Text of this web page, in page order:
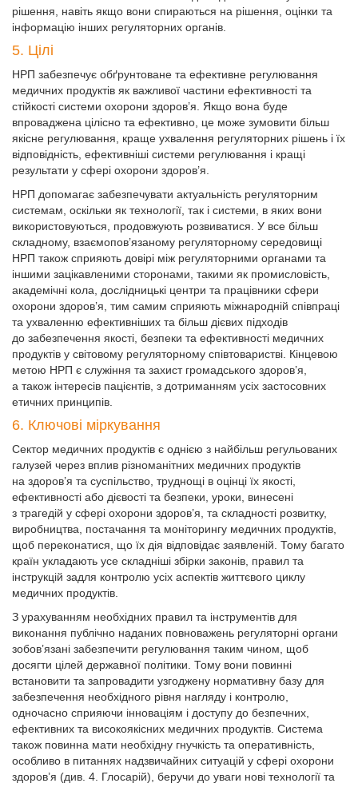
рішення, навіть якщо вони спираються на рішення, оцінки та
інформацію інших регуляторних органів.
5. Цілі
НРП забезпечує обґрунтоване та ефективне регулювання
медичних продуктів як важливої частини ефективності та
стійкості системи охорони здоров’я. Якщо вона буде
впроваджена цілісно та ефективно, це може зумовити більш
якісне регулювання, краще ухвалення регуляторних рішень і їх
відповідність, ефективніші системи регулювання і кращі
результати у сфері охорони здоров’я.
НРП допомагає забезпечувати актуальність регуляторним
системам, оскільки як технології, так і системи, в яких вони
використовуються, продовжують розвиватися. У все більш
складному, взаємопов’язаному регуляторному середовищі
НРП також сприяють довірі між регуляторними органами та
іншими зацікавленими сторонами, такими як промисловість,
академічні кола, дослідницькі центри та працівники сфери
охорони здоров’я, тим самим сприяють міжнародній спів­праці
та ухваленню ефективніших та більш дієвих підходів
до забезпечення якості, безпеки та ефективності медичних
продуктів у світовому регуляторному співтоваристві. Кінцевою
метою НРП є служіння та захист громадського здоров’я,
а також інтересів пацієнтів, з дотриманням усіх застосовних
етичних принципів.
6. Ключові міркування
Сектор медичних продуктів є однією з найбільш регульованих
галузей через вплив різноманітних медичних продуктів
на здоров’я та суспільство, труднощі в оцінці їх якості,
ефективності або дієвості та безпеки, уроки, винесені
з трагедій у сфері охорони здоров’я, та складності розвитку,
виробництва, постачання та моніторингу медичних продуктів,
щоб пере­конатися, що їх дія відповідає заявленій. Тому багато
країн укладають усе складніші збірки законів, правил та
інструкцій задля контролю усіх аспектів життєвого циклу
медичних продуктів.
З урахуванням необхідних правил та інструментів для
виконання публічно наданих повноважень регуляторні органи
зобов’язані забезпечити регулювання таким чином, щоб
досягти цілей державної політики. Тому вони повинні
встановити та запровадити узгоджену нормативну базу для
забезпечення необхідного рівня нагляду і контролю,
одночасно сприяючи інноваціям і доступу до безпечних,
ефективних та високоякісних медичних продуктів. Система
також повинна мати необхідну гнучкість та оперативність,
особливо в питаннях надзвичайних ситуацій у сфері охорони
здоров’я (див. 4. Глосарій), беручи до уваги нові технології та